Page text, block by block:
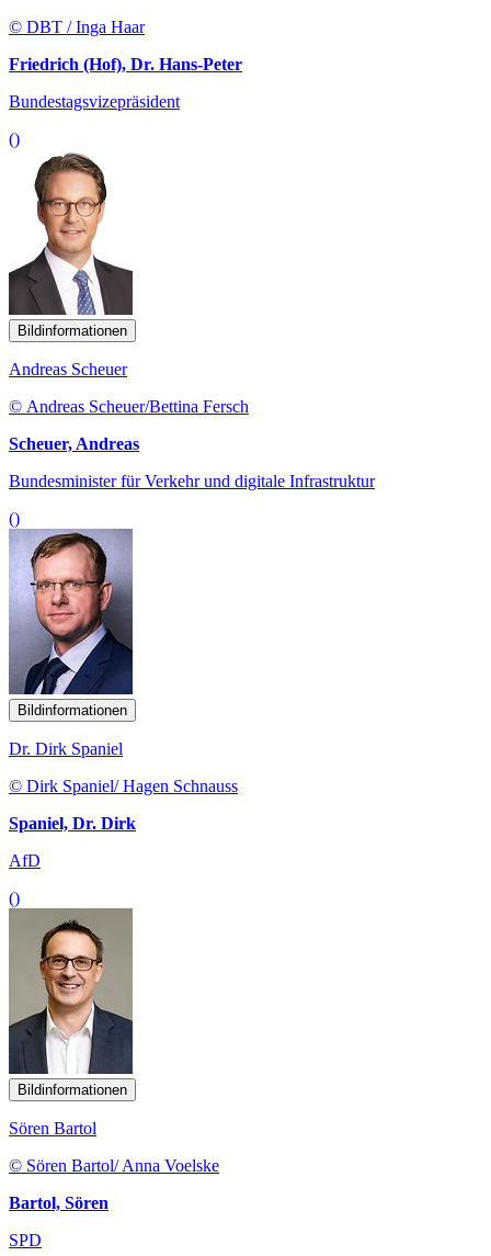
© DBT / Inga Haar
Friedrich (Hof), Dr. Hans-Peter
Bundestagsvizepräsident
()
Bildinformationen
Andreas Scheuer
© Andreas Scheuer/Bettina Fersch
Scheuer, Andreas
Bundesminister für Verkehr und digitale Infrastruktur
()
Bildinformationen
Dr. Dirk Spaniel
© Dirk Spaniel/ Hagen Schnauss
Spaniel, Dr. Dirk
AfD
()
Bildinformationen
Sören Bartol
© Sören Bartol/ Anna Voelske
Bartol, Sören
SPD